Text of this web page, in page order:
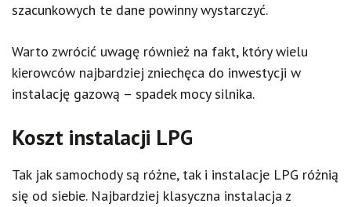
szacunkowych te dane powinny wystarczyć.
Warto zwrócić uwagę również na fakt, który wielu
kierowców najbardziej zniechęca do inwestycji w
instalację gazową – spadek mocy silnika.
Koszt instalacji LPG
Tak jak samochody są różne, tak i instalacje LPG różnią
się od siebie. Najbardziej klasyczna instalacja z